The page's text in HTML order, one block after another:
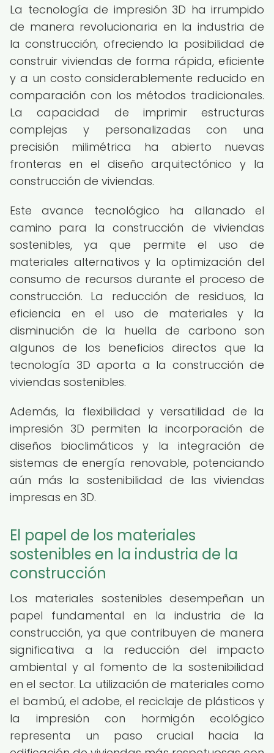
La tecnología de impresión 3D ha irrumpido
de manera revolucionaria en la industria de
la construcción, ofreciendo la posibilidad de
construir viviendas de forma rápida, eficiente
y a un costo considerablemente reducido en
comparación con los métodos tradicionales.
La capacidad de imprimir estructuras
complejas y personalizadas con una
precisión milimétrica ha abierto nuevas
fronteras en el diseño arquitectónico y la
construcción de viviendas.
Este avance tecnológico ha allanado el
camino para la construcción de viviendas
sostenibles, ya que permite el uso de
materiales alternativos y la optimización del
consumo de recursos durante el proceso de
construcción. La reducción de residuos, la
eficiencia en el uso de materiales y la
disminución de la huella de carbono son
algunos de los beneficios directos que la
tecnología 3D aporta a la construcción de
viviendas sostenibles.
Además, la flexibilidad y versatilidad de la
impresión 3D permiten la incorporación de
diseños bioclimáticos y la integración de
sistemas de energía renovable, potenciando
aún más la sostenibilidad de las viviendas
impresas en 3D.
El papel de los materiales
sostenibles en la industria de la
construcción
Los materiales sostenibles desempeñan un
papel fundamental en la industria de la
construcción, ya que contribuyen de manera
significativa a la reducción del impacto
ambiental y al fomento de la sostenibilidad
en el sector. La utilización de materiales como
el bambú, el adobe, el reciclaje de plásticos y
la impresión con hormigón ecológico
representa un paso crucial hacia la